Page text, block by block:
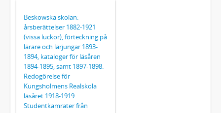
Beskowska skolan:
årsberättelser 1882-1921
(vissa luckor), förteckning på
lärare och lärjungar 1893-
1894, kataloger för läsåren
1894-1895, samt 1897-1898.
Redogörelse för
Kungsholmens Realskola
läsåret 1918-1919.
Studentkamrater från